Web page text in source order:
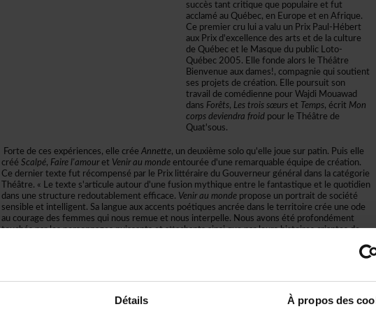
Détails
succèstantcritiquequepopulaireetfut
acclaméauQuébec,enEuropeetenAfrique.
CepremiercruluiavaluunPrixPaul-Hébert
auxPrixd'excellencedesartsetdelaculture
deQuébecetleMasquedupublicLoto-
Québec2005.EllefondealorsleThéâtre
Bienvenueauxdames!,compagniequisoutient
sesprojetsdecréation.Ellepoursuitson
travaildecomédiennepourWajdiMouawad
dans Forêts, Lestroissœurset Temps,écrit Mon
corpsdeviendrafroidpourleThéâtrede
Quat'sous.
Fortedecesexpériences,ellecrée Annette,undeuxièmesoloqu'ellejouesurpatin.Puiselle
créé Scalpé, Fairel'amouret Veniraumondeentouréed'uneremarquableéquipedecréation.
CederniertextefutrécompenséparlePrixlittéraireduGouverneurgénéraldanslacatégorie
Théâtre.«Letextes'articuleautourd'unefusionmythiqueentrelefantastiqueetlequotidien
dansunestructureredoutablementefficace. Veniraumondeproposeunportraitdesociété
sensibleetintelligent.Salangueauxaccentspoétiquesancréedansleterritoirecréeuneode
aucouragedesfemmesquinousremueetnousinterpelle.Nousavonsétéprofondément
touchésparlespersonnagespuissantsetattachantsainsiqueparleurshistoirescriantesde